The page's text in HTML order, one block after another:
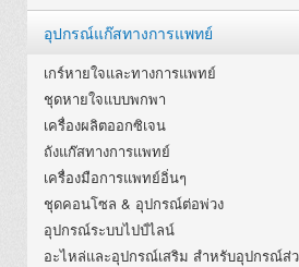
อุปกรณ์แก๊สทางการแพทย์
เกร์หายใจและทางการแพทย์
ชุดหายใจแบบพกพา
เครื่องผลิตออกซิเจน
ถังแก๊สทางการแพทย์
เครื่องมือการแพทย์อิ่นๆ
ชุดคอนโซล & อุปกรณ์ต่อพ่วง
อุปกรณ์ระบบไปป์ไลน์
อะไหล่และอุปกรณ์เสริม สำหรับอุปกรณ์ส่